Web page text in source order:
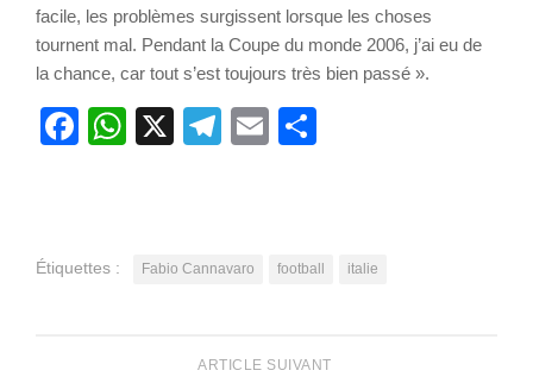
facile, les problèmes surgissent lorsque les choses
tournent mal. Pendant la Coupe du monde 2006, j’ai eu de
la chance, car tout s’est toujours très bien passé ».
Facebook
WhatsApp
X Telegram
Email
Étiquettes : Fabio Cannavaro football italie
ARTICLE SUIVANT